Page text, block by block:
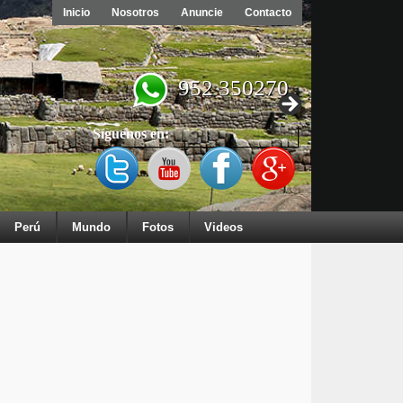
Inicio Nosotros Anuncie Contacto
952 350270
Síguenos en:
Perú Mundo Fotos Videos